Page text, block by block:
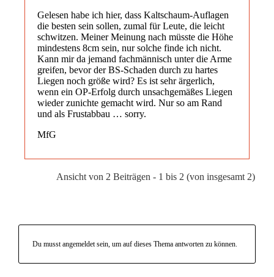
Gelesen habe ich hier, dass Kaltschaum-Auflagen
die besten sein sollen, zumal für Leute, die leicht
schwitzen. Meiner Meinung nach müsste die Höhe
mindestens 8cm sein, nur solche finde ich nicht.
Kann mir da jemand fachmännisch unter die Arme
greifen, bevor der BS-Schaden durch zu hartes
Liegen noch größe wird? Es ist sehr ärgerlich,
wenn ein OP-Erfolg durch unsachgemäßes Liegen
wieder zunichte gemacht wird. Nur so am Rand
und als Frustabbau … sorry.
MfG
Ansicht von 2 Beiträgen - 1 bis 2 (von insgesamt 2)
Du musst angemeldet sein, um auf dieses Thema antworten zu können.